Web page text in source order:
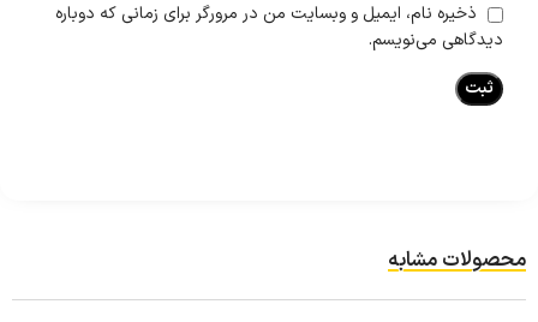
ذخیره نام، ایمیل و وبسایت من در مرورگر برای زمانی که دوباره
دیدگاهی می‌نویسم.
محصولات مشابه